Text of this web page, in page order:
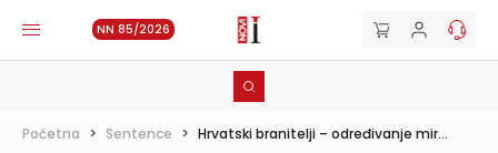
NN 85/2026
Početna > Sentence > Hrvatski branitelji – određivanje mir...